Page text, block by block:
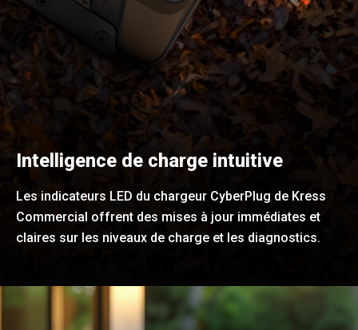
Intelligence de charge intuitive
Les indicateurs LED du chargeur CyberPlug de Kress
Commercial offrent des mises à jour immédiates et
claires sur les niveaux de charge et les diagnostics.